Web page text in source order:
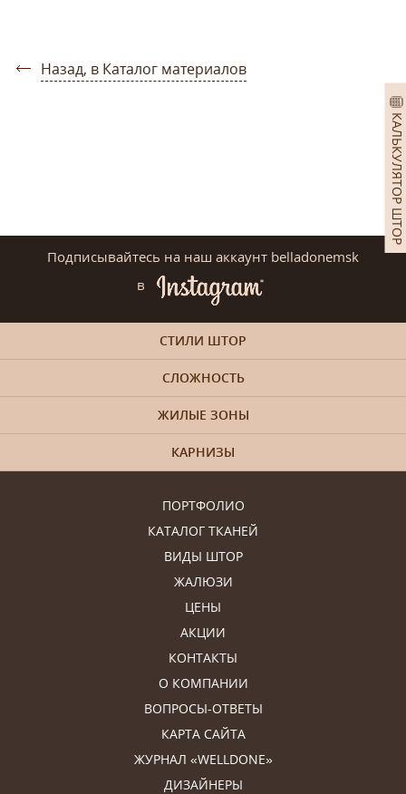
КАЛЬКУЛЯТОР ШТОР
Назад, в Каталог материалов
Подписывайтесь на наш аккаунт belladonemsk
в
ПОРТФОЛИО
КАТАЛОГ ТКАНЕЙ
ВИДЫ ШТОР
ЖАЛЮЗИ
ЦЕНЫ
АКЦИИ
КОНТАКТЫ
О КОМПАНИИ
ВОПРОСЫ-ОТВЕТЫ
КАРТА САЙТА
ЖУРНАЛ «WELLDONE»
ДИЗАЙНЕРЫ
СТИЛИ ШТОР
СЛОЖНОСТЬ
ЖИЛЫЕ ЗОНЫ
КАРНИЗЫ